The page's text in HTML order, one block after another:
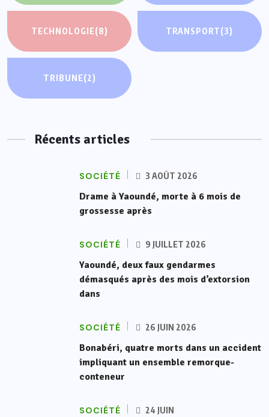
TECHNOLOGIE(8) TRANSPORT(3)
TRIBUNE(2)
Récents articles
SOCIÉTÉ 3 AOÛT 2026
Drame à Yaoundé, morte à 6 mois de
grossesse après
SOCIÉTÉ 9 JUILLET 2026
Yaoundé, deux faux gendarmes
démasqués après des mois d’extorsion
dans
SOCIÉTÉ 26 JUIN 2026
Bonabéri, quatre morts dans un accident
impliquant un ensemble remorque-
conteneur
SOCIÉTÉ
24 JUIN